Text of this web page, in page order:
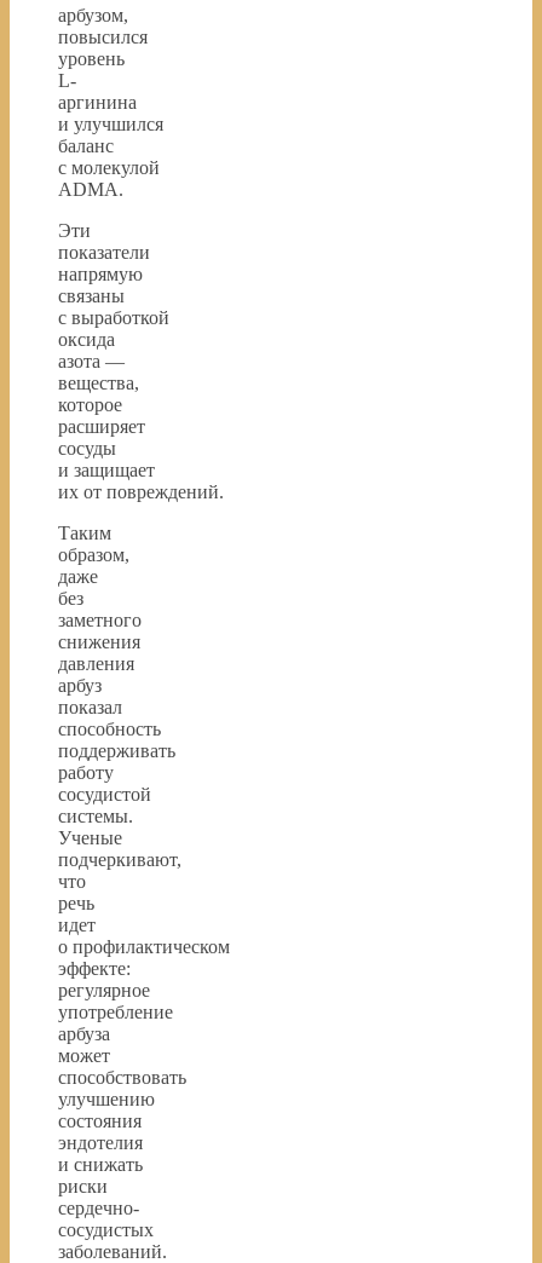
арбузом,
повысился
уровень
L-
аргинина
и улучшился
баланс
с молекулой
ADMA.
Эти
показатели
напрямую
связаны
с выработкой
оксида
азота —
вещества,
которое
расширяет
сосуды
и защищает
их от повреждений.
Таким
образом,
даже
без
заметного
снижения
давления
арбуз
показал
способность
поддерживать
работу
сосудистой
системы.
Ученые
подчеркивают,
что
речь
идет
о профилактическом
эффекте:
регулярное
употребление
арбуза
может
способствовать
улучшению
состояния
эндотелия
и снижать
риски
сердечно-
сосудистых
заболеваний.